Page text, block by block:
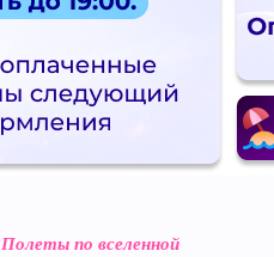
Полеты по вселенной